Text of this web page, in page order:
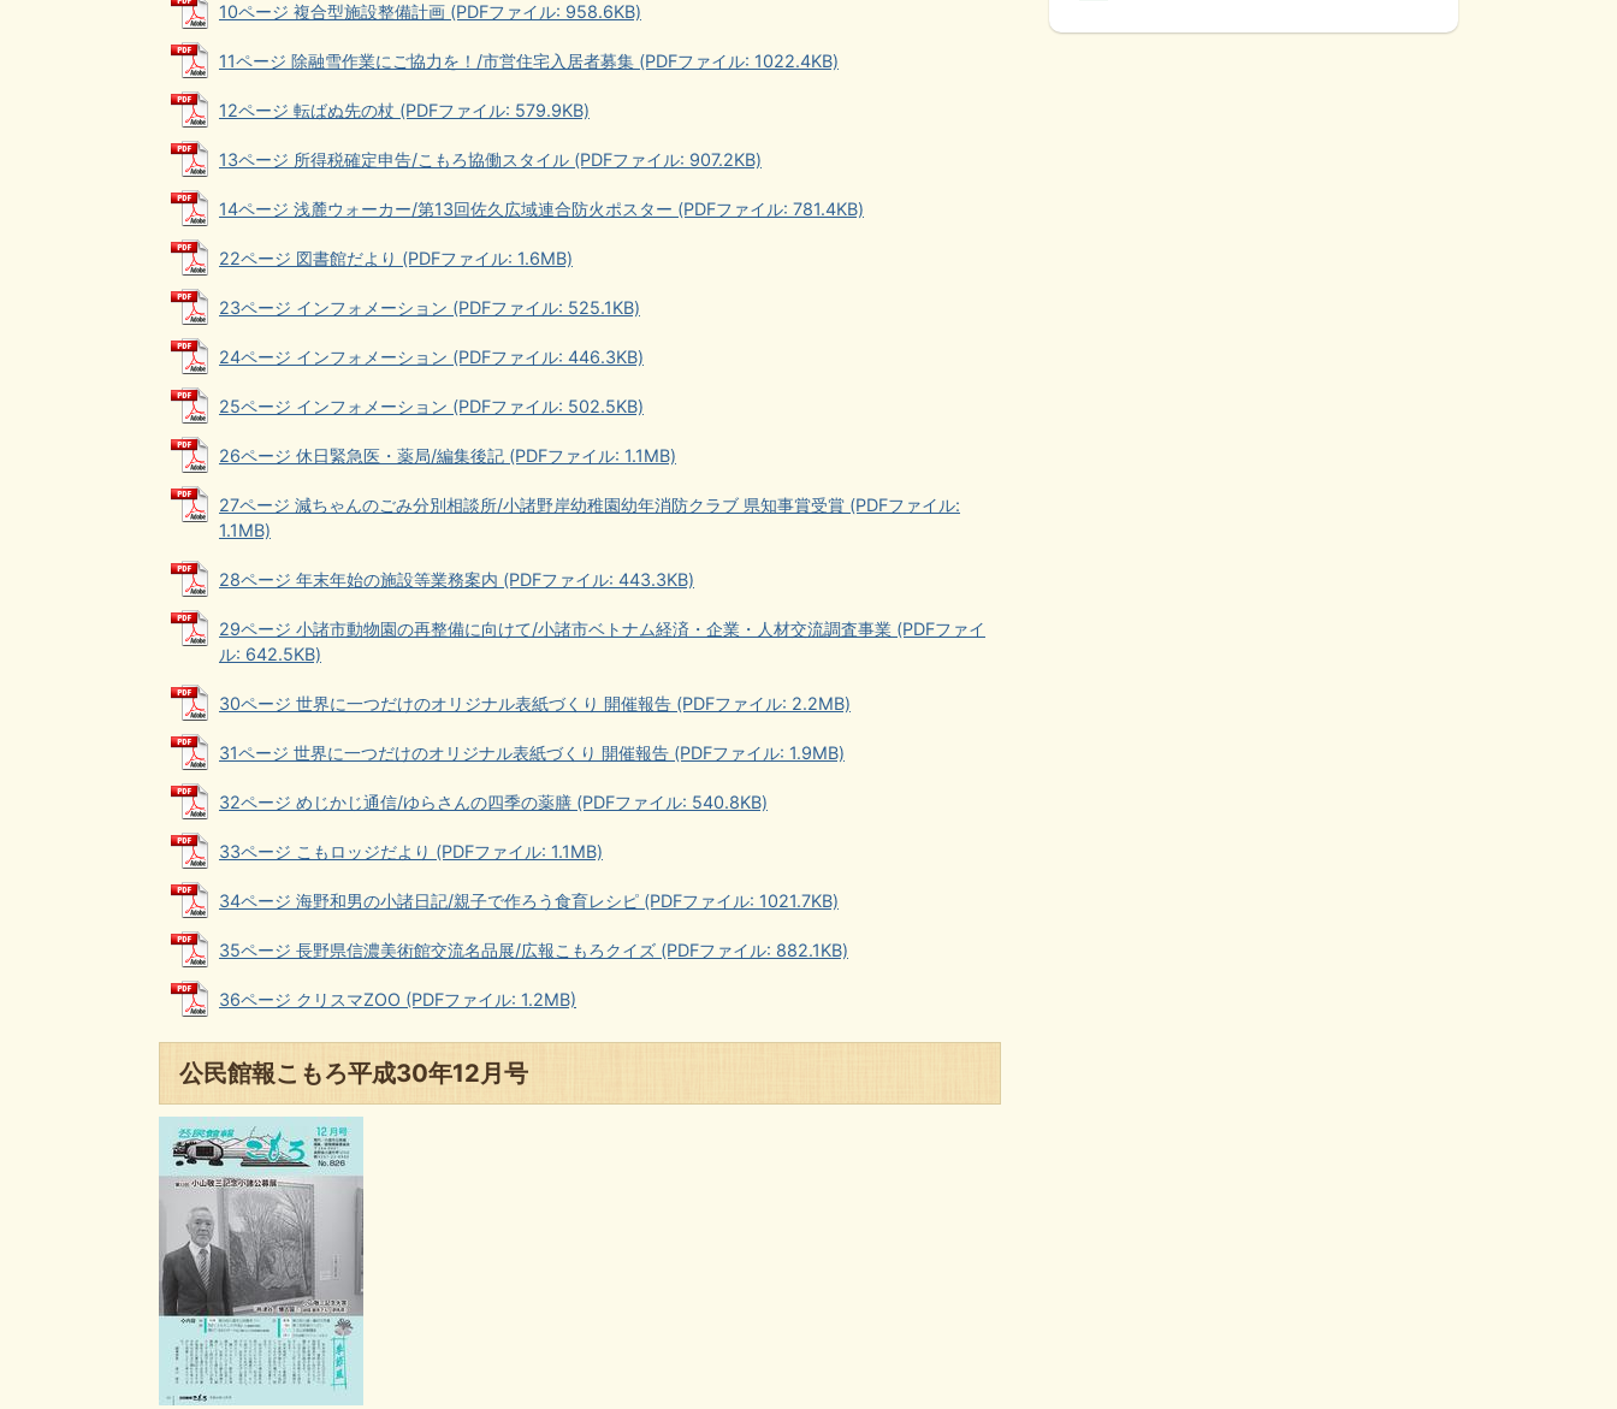
10ページ 複合型施設整備計画 (PDFファイル: 958.6KB)
11ページ 除融雪作業にご協力を！/市営住宅入居者募集 (PDFファイル: 1022.4KB)
12ページ 転ばぬ先の杖 (PDFファイル: 579.9KB)
13ページ 所得税確定申告/こもろ協働スタイル (PDFファイル: 907.2KB)
14ページ 浅麓ウォーカー/第13回佐久広域連合防火ポスター (PDFファイル: 781.4KB)
22ページ 図書館だより (PDFファイル: 1.6MB)
23ページ インフォメーション (PDFファイル: 525.1KB)
24ページ インフォメーション (PDFファイル: 446.3KB)
25ページ インフォメーション (PDFファイル: 502.5KB)
26ページ 休日緊急医・薬局/編集後記 (PDFファイル: 1.1MB)
27ページ 減ちゃんのごみ分別相談所/小諸野岸幼稚園幼年消防クラブ 県知事賞受賞 (PDFファイル:
1.1MB)
28ページ 年末年始の施設等業務案内 (PDFファイル: 443.3KB)
29ページ 小諸市動物園の再整備に向けて/小諸市ベトナム経済・企業・人材交流調査事業 (PDFファイ
ル: 642.5KB)
30ページ 世界に一つだけのオリジナル表紙づくり 開催報告 (PDFファイル: 2.2MB)
31ページ 世界に一つだけのオリジナル表紙づくり 開催報告 (PDFファイル: 1.9MB)
32ページ めじかじ通信/ゆらさんの四季の薬膳 (PDFファイル: 540.8KB)
33ページ こもロッジだより (PDFファイル: 1.1MB)
34ページ 海野和男の小諸日記/親子で作ろう食育レシピ (PDFファイル: 1021.7KB)
35ページ 長野県信濃美術館交流名品展/広報こもろクイズ (PDFファイル: 882.1KB)
36ページ クリスマZOO (PDFファイル: 1.2MB)
公民館報こもろ平成30年12月号